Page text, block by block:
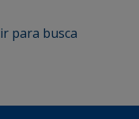
ir para busca